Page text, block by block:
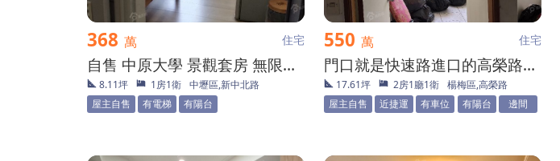
368 萬 住宅
自售 中原大學 景觀套房 無限視野
8.11坪 1房1衛 中壢區,新中北路
屋主自售
有電梯 有陽台
550 萬 住宅
門口就是快速路進口的高榮路住宅
17.61坪 2房1廳1衛 楊梅區,高榮路
屋主自售
近捷運 有車位 有陽台 邊間